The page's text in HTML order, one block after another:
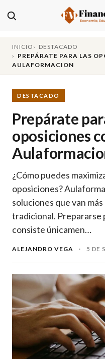
INICIO
DESTACADO
PREPÁRATE PARA LAS
AULAFORMACION
DESTACADO
Prepárate
oposiciones
¿Cómo puedes
oposiciones?
soluciones que van
tradicional. Prepararse
consiste únicamen…
ALEJANDRO VEGA · 5 DE